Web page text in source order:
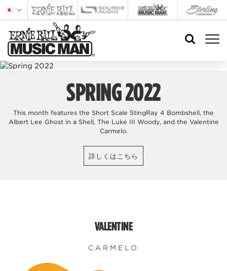
SPRING 2022
This month features the Short Scale StingRay 4 Bombshell, the
Albert Lee Ghost in a Shell, The Luke III Woody, and the Valentine
Carmelo.
詳しくはこちら
VALENTINE
CARMELO